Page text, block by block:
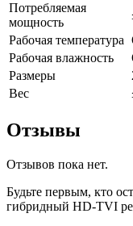
Потребляемая
мощность
Рабочая температура
Рабочая влажность
Размеры
Вес
Отзывы
Отзывов пока нет.
Будьте первым, кто
гибридный HD-TVI